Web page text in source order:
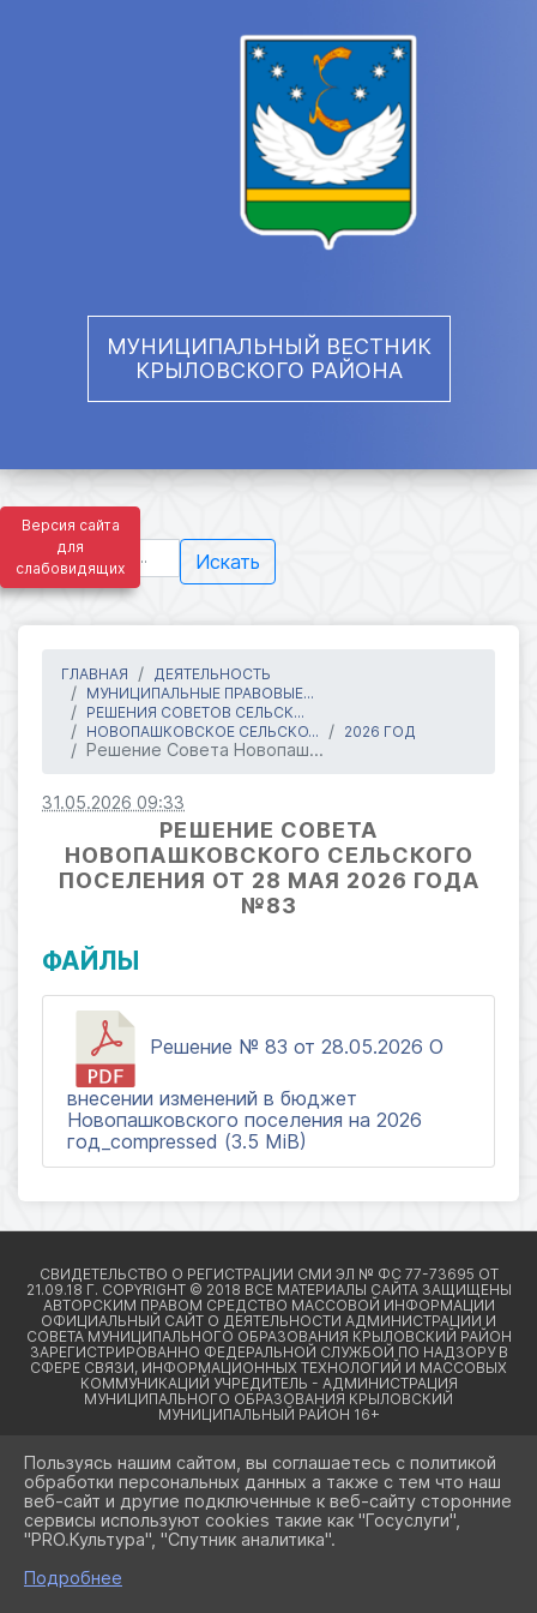
Версия сайта
для
слабовидящих
МУНИЦИПАЛЬНЫЙ ВЕСТНИК
КРЫЛОВСКОГО РАЙОНА
Искать
ГЛАВНАЯ
ДЕЯТЕЛЬНОСТЬ
МУНИЦИПАЛЬНЫЕ ПРАВОВЫЕ...
РЕШЕНИЯ СОВЕТОВ СЕЛЬСК...
НОВОПАШКОВСКОЕ СЕЛЬСКО...
2026 ГОД
Решение Совета Новопаш...
31.05.2026 09:33
РЕШЕНИЕ СОВЕТА
НОВОПАШКОВСКОГО СЕЛЬСКОГО
ПОСЕЛЕНИЯ ОТ 28 МАЯ 2026 ГОДА
№83
ФАЙЛЫ
Решение № 83 от 28.05.2026 О
внесении изменений в бюджет
Новопашковского поселения на 2026
год_compressed (3.5 MiB)
2026 Г. КРЫЛОВСКИЙРАЙОН23.РФ
ВХОД
КАРТА САЙТА
ПОЛИТИКА ОБРАБОТКИ ПЕРСОНАЛЬНЫХ ДАННЫХ
Пользуясь нашим сайтом, вы соглашаетесь с политикой
обработки персональных данных а также с тем что наш
веб-сайт и другие подключенные к веб-сайту сторонние
сервисы используют cookies такие как "Госуслуги",
"PRO.Культура", "Спутник аналитика".
Подробнее